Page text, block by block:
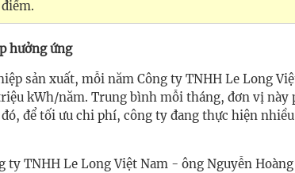
điểm.
hưởng ứng
sản xuất, mỗi năm Công ty TNHH Le Long
kWh/năm. Trung bình mỗi tháng, đơn vị này
để tối ưu chi phí, công ty đang thực hiện
ty TNHH Le Long Việt Nam - ông Nguyễn